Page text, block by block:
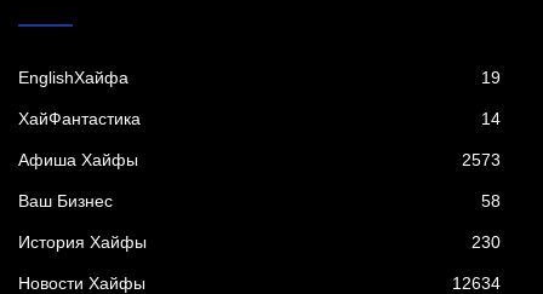
EnglishХайфа 19
XайФантастика 14
Афиша Хайфы 2573
Ваш Бизнес 58
История Хайфы 230
Новости Хайфы 12634